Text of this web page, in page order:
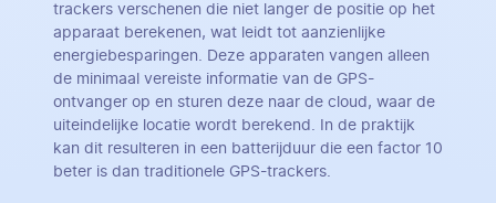
trackers verschenen die niet langer de positie op het
apparaat berekenen, wat leidt tot aanzienlijke
energiebesparingen. Deze apparaten vangen alleen
de minimaal vereiste informatie van de GPS-
ontvanger op en sturen deze naar de cloud, waar de
uiteindelijke locatie wordt berekend. In de praktijk
kan dit resulteren in een batterijduur die een factor 10
beter is dan traditionele GPS-trackers.